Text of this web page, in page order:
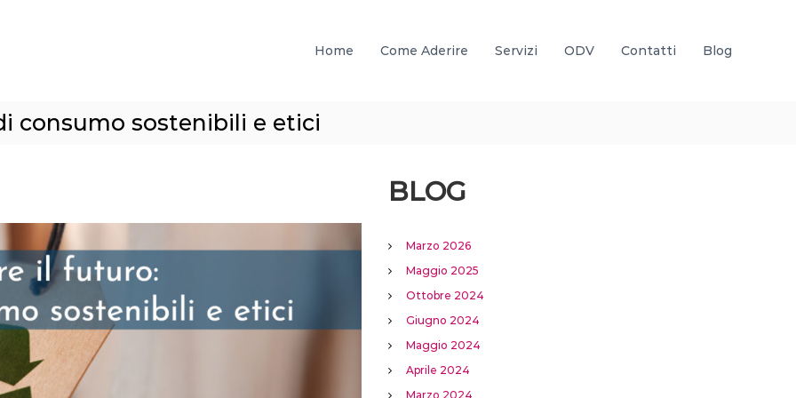
Home Come Aderire Servizi ODV Contatti Blog
consumo sostenibili e etici
BLOG
Marzo 2026
Maggio 2025
Ottobre 2024
Giugno 2024
Maggio 2024
Aprile 2024
Marzo 2024